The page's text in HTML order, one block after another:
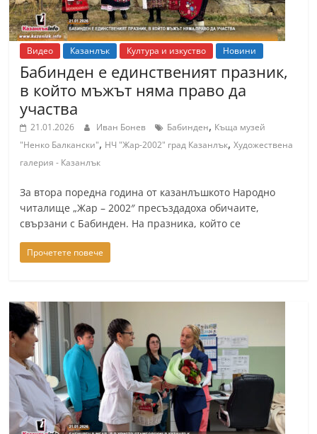
а
г
о
р
а
k
a
z
a
n
l
a
k
i
n
f
o
,
k
a
Видео Казанлък Култура и изкуство Новини
Бабинден е единственият празник,
в който мъжът няма право да
участва
21.01.2026 Иван Бонев Бабинден, Къща музей
"Ненко Балкански", НЧ "Жар-2002" град Казанлък,Художествена
галерия - Казанлък
За втора поредна година от казанлъшкото Народно
читалище „Жар – 2002″ пресъздадоха обичаите,
свързани с Бабинден. На празника, който се
Прочетете повече